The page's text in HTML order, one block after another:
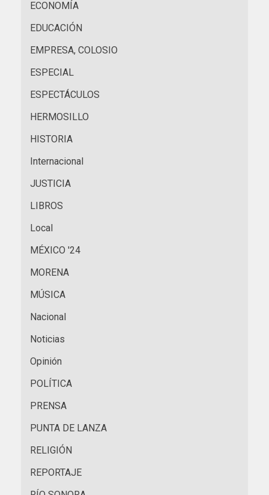
ECONOMÍA
EDUCACIÓN
EMPRESA, COLOSIO
ESPECIAL
ESPECTÁCULOS
HERMOSILLO
HISTORIA
Internacional
JUSTICIA
LIBROS
Local
MÉXICO '24
MORENA
MÚSICA
Nacional
Noticias
Opinión
POLÍTICA
PRENSA
PUNTA DE LANZA
RELIGIÓN
REPORTAJE